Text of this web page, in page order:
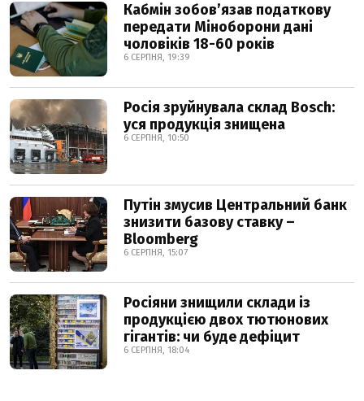
Кабмін зобовʼязав податкову
передати Міноборони дані
чоловіків 18-60 років
6 СЕРПНЯ, 19:39
Росія зруйнувала склад Bosch:
уся продукція знищена
6 СЕРПНЯ, 10:50
Путін змусив Центральний банк
знизити базову ставку –
Bloomberg
6 СЕРПНЯ, 15:07
Росіяни знищили склади із
продукцією двох тютюнових
гігантів: чи буде дефіцит
6 СЕРПНЯ, 18:04